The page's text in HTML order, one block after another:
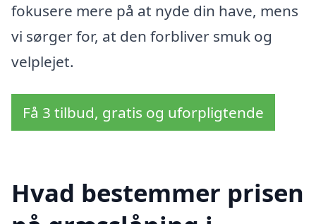
fokusere mere på at nyde din have, mens
vi sørger for, at den forbliver smuk og
velplejet.
Få 3 tilbud, gratis og uforpligtende
Hvad bestemmer prisen